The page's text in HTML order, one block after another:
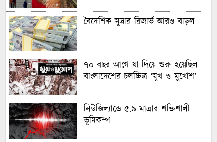
বৈদেশিক মুদ্রার রিজার্ভ আরও বাড়ল
৭০ বছর আগে যা ‍দিয়ে শুরু হয়েছিল
বাংলাদেশের চলচ্চিত্র ‘মুখ ও মুখোশ’
নিউজিল্যান্ডে ৫.৯ মাত্রার শক্তিশালী
ভূমিকম্প